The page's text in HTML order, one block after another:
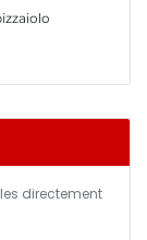
directement